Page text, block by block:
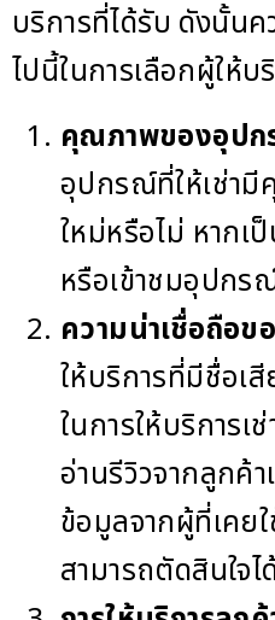
บริการที่ได้รับ ดังนั้น
ไปนี้ในการเลือกผู้ให้บ
คุณภาพของอุป
อุปกรณ์ที่ให้เช่า
ใหม่หรือไม่ หากเ
หรือเข้าชมอุปกร
ความน่าเชื่อถือข
ให้บริการที่มีชื่อเ
ในการให้บริการ
อ่านรีวิวจากลูกค้
ข้อมูลจากผู้ที่เคย
สามารถตัดสินใจไ